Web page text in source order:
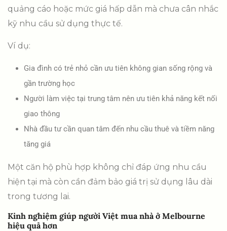
quảng cáo hoặc mức giá hấp dẫn mà chưa cân nhắc
kỹ nhu cầu sử dụng thực tế.
Ví dụ:
Gia đình có trẻ nhỏ cần ưu tiên không gian sống rộng và
gần trường học
Người làm việc tại trung tâm nên ưu tiên khả năng kết nối
giao thông
Nhà đầu tư cần quan tâm đến nhu cầu thuê và tiềm năng
tăng giá
Một căn hộ phù hợp không chỉ đáp ứng nhu cầu
hiện tại mà còn cần đảm bảo giá trị sử dụng lâu dài
trong tương lai.
Kinh nghiệm giúp người Việt mua nhà ở Melbourne
hiệu quả hơn